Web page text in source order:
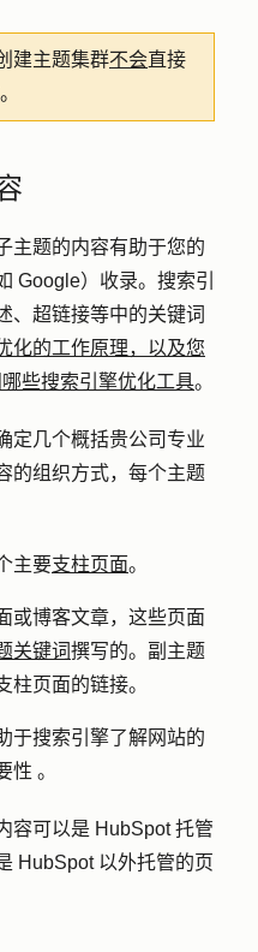
建主题集群不会直接
主题的内容有助于您的
Google）收录。搜索引
、超链接等中的关键词
化的工作原理，以及您
些搜索引擎优化工具。
定几个概括贵公司专业
的组织方式，每个主题
主要支柱页面。
或博客文章，这些页面
关键词撰写的。副主题
柱页面的链接。
于搜索引擎了解网站的
性 。
容可以是 HubSpot 托管
HubSpot 以外托管的页